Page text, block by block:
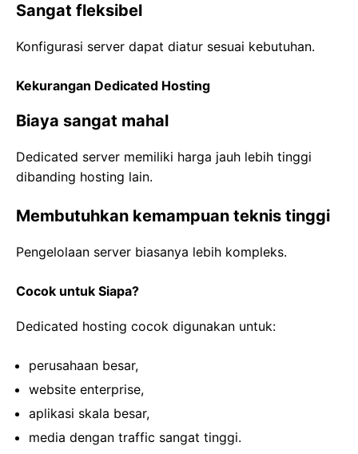
Sangat fleksibel
Konfigurasi server dapat diatur sesuai kebutuhan.
Kekurangan Dedicated Hosting
Biaya sangat mahal
Dedicated server memiliki harga jauh lebih tinggi
dibanding hosting lain.
Membutuhkan kemampuan teknis tinggi
Pengelolaan server biasanya lebih kompleks.
Cocok untuk Siapa?
Dedicated hosting cocok digunakan untuk:
perusahaan besar,
website enterprise,
aplikasi skala besar,
media dengan traffic sangat tinggi.